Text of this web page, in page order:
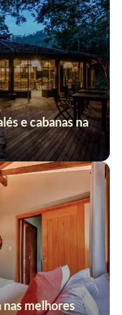
e cabanas na
melhores